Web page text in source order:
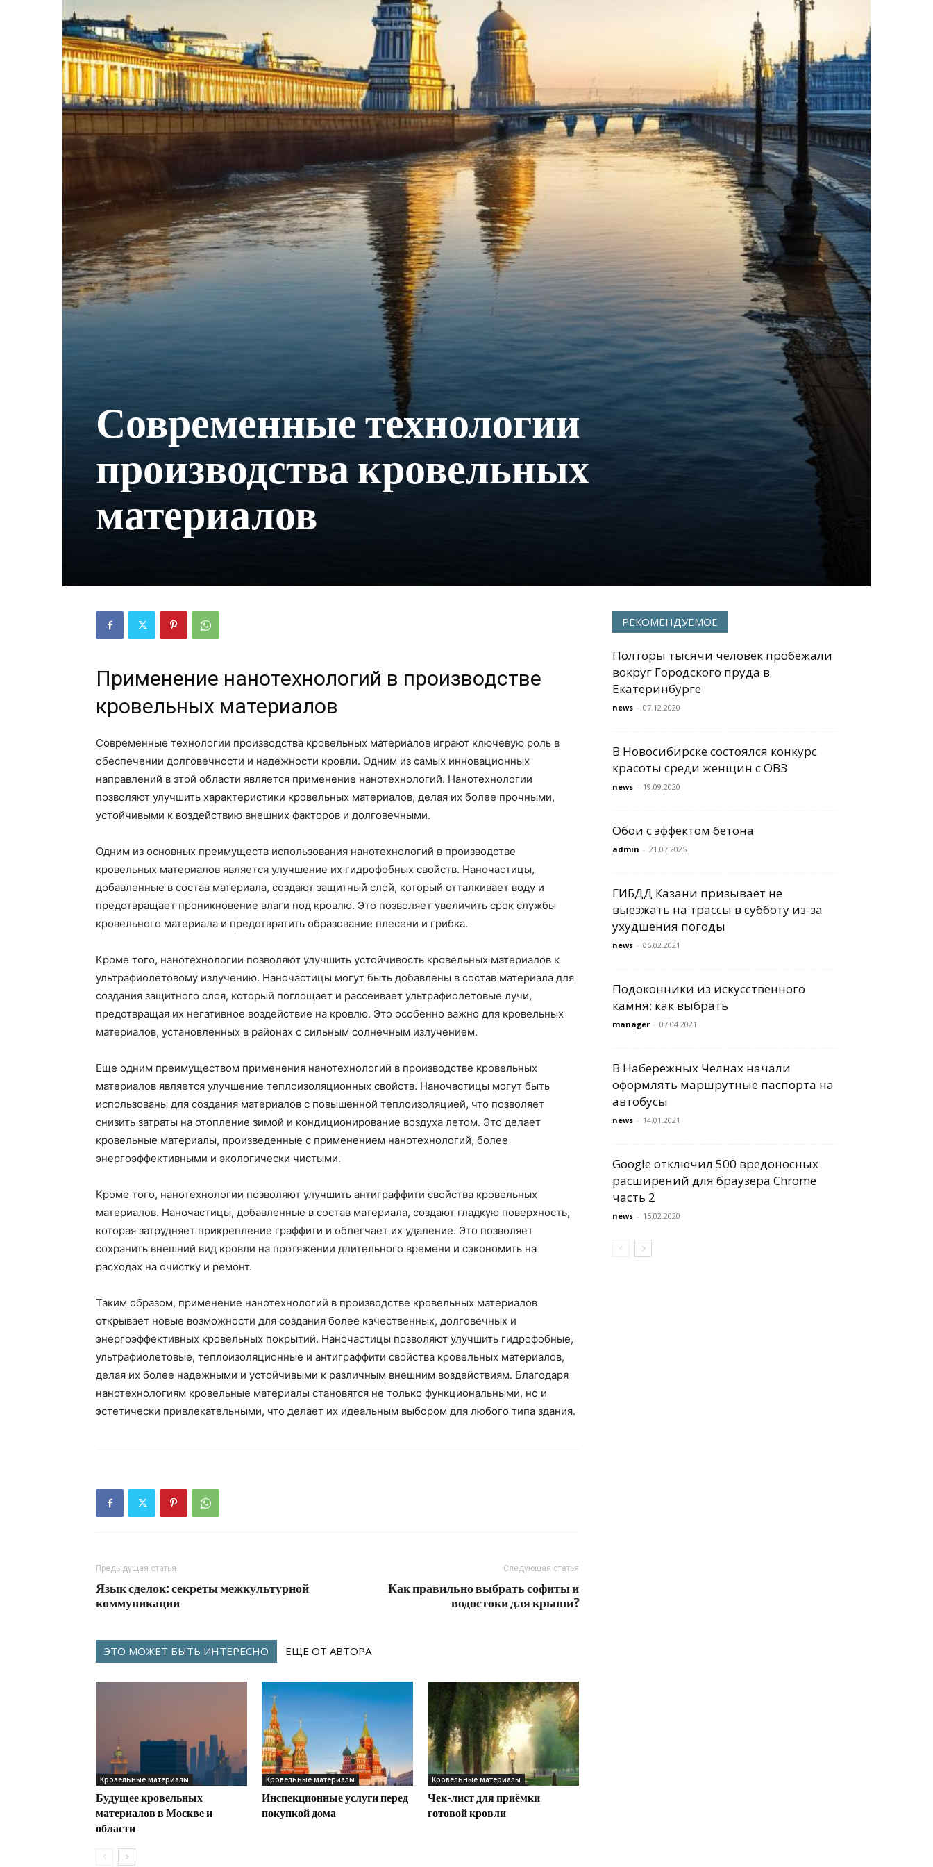
Современные технологии
производства кровельных
материалов
Применение нанотехнологий в производстве
кровельных материалов
Современные технологии производства кровельных материалов играют ключевую роль в
обеспечении долговечности и надежности кровли. Одним из самых инновационных
направлений в этой области является применение нанотехнологий. Нанотехнологии
позволяют улучшить характеристики кровельных материалов, делая их более прочными,
устойчивыми к воздействию внешних факторов и долговечными.
Одним из основных преимуществ использования нанотехнологий в производстве
кровельных материалов является улучшение их гидрофобных свойств. Наночастицы,
добавленные в состав материала, создают защитный слой, который отталкивает воду и
предотвращает проникновение влаги под кровлю. Это позволяет увеличить срок службы
кровельного материала и предотвратить образование плесени и грибка.
Кроме того, нанотехнологии позволяют улучшить устойчивость кровельных материалов к
ультрафиолетовому излучению. Наночастицы могут быть добавлены в состав материала для
создания защитного слоя, который поглощает и рассеивает ультрафиолетовые лучи,
предотвращая их негативное воздействие на кровлю. Это особенно важно для кровельных
материалов, установленных в районах с сильным солнечным излучением.
Еще одним преимуществом применения нанотехнологий в производстве кровельных
материалов является улучшение теплоизоляционных свойств. Наночастицы могут быть
использованы для создания материалов с повышенной теплоизоляцией, что позволяет
снизить затраты на отопление зимой и кондиционирование воздуха летом. Это делает
кровельные материалы, произведенные с применением нанотехнологий, более
энергоэффективными и экологически чистыми.
Кроме того, нанотехнологии позволяют улучшить антиграффити свойства кровельных
материалов. Наночастицы, добавленные в состав материала, создают гладкую поверхность,
которая затрудняет прикрепление граффити и облегчает их удаление. Это позволяет
сохранить внешний вид кровли на протяжении длительного времени и сэкономить на
расходах на очистку и ремонт.
Таким образом, применение нанотехнологий в производстве кровельных материалов
открывает новые возможности для создания более качественных, долговечных и
энергоэффективных кровельных покрытий. Наночастицы позволяют улучшить гидрофобные,
ультрафиолетовые, теплоизоляционные и антиграффити свойства кровельных материалов,
делая их более надежными и устойчивыми к различным внешним воздействиям. Благодаря
нанотехнологиям кровельные материалы становятся не только функциональными, но и
эстетически привлекательными, что делает их идеальным выбором для любого типа здания.
Предыдущая статья
Язык сделок: секреты межкультурной
коммуникации
Следующая статья
Как правильно выбрать софиты и
водостоки для крыши?
ЭТО МОЖЕТ БЫТЬ ИНТЕРЕСНО ЕЩЕ ОТ АВТОРА
Кровельные материалы
Будущее кровельных
материалов в Москве и
области
Кровельные материалы
Инспекционные услуги перед
покупкой дома
Кровельные материалы
Чек-лист для приёмки
готовой кровли
РЕКОМЕНДУЕМОЕ
Полторы тысячи человек пробежали
вокруг Городского пруда в
Екатеринбурге
news - 07.12.2020
В Новосибирске состоялся конкурс
красоты среди женщин с ОВЗ
news - 19.09.2020
Обои с эффектом бетона
admin - 21.07.2025
ГИБДД Казани призывает не
выезжать на трассы в субботу из-за
ухудшения погоды
news - 06.02.2021
Подоконники из искусственного
камня: как выбрать
manager - 07.04.2021
В Набережных Челнах начали
оформлять маршрутные паспорта на
автобусы
news - 14.01.2021
Google отключил 500 вредоносных
расширений для браузера Chrome
часть 2
news - 15.02.2020